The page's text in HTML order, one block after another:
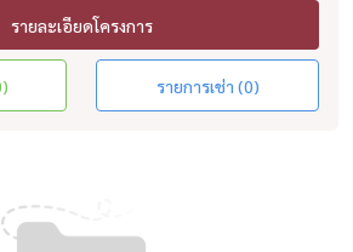
รายละเอียดโครงการ
รายการเช่า (0)